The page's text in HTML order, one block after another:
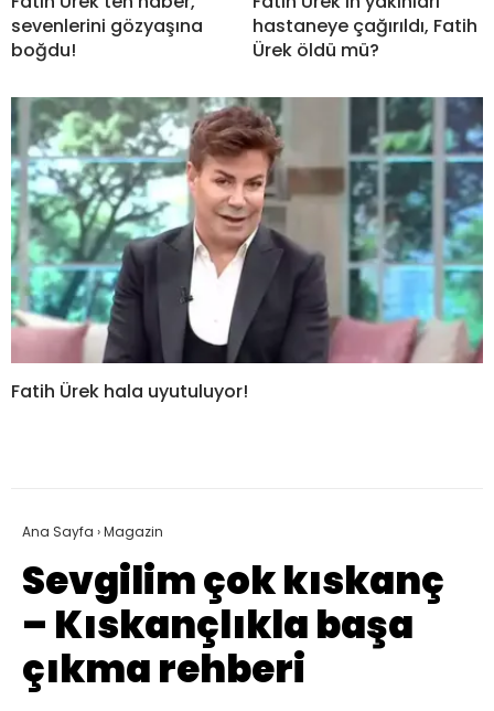
sevenlerini gözyaşına
boğdu!
hastaneye çağırıldı, Fatih
Ürek öldü mü?
Fatih Ürek hala uyutuluyor!
Ana Sayfa ›Magazin
Sevgilim çok kıskanç
– Kıskançlıkla başa
çıkma rehberi